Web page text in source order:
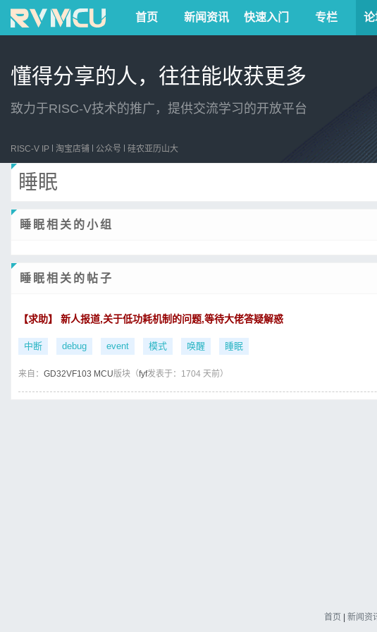
首页 新闻资讯 快速入门 专栏 论
懂得分享的人，往往能收获更多
致力于RISC-V技术的推广，提供交流学习的开放平台
RISC-V IP 淘宝店铺 公众号 硅农亚历山大
睡眠
睡眠相关的小组
睡眠相关的帖子
【求助】 新人报道,关于低功耗机制的问题,等待大佬答疑解惑
中断 debug event 模式 唤醒 睡眠
来自： GD32VF103 MCU版块（fyf发表于：1704 天前）
首页 新闻资